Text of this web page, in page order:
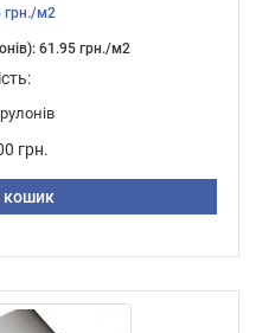
грн./м2
61.95 грн./м2
рулонів
грн.
кошик